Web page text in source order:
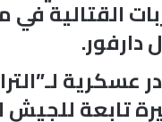
القتالية
دارفور.
عسكرية
تابعة